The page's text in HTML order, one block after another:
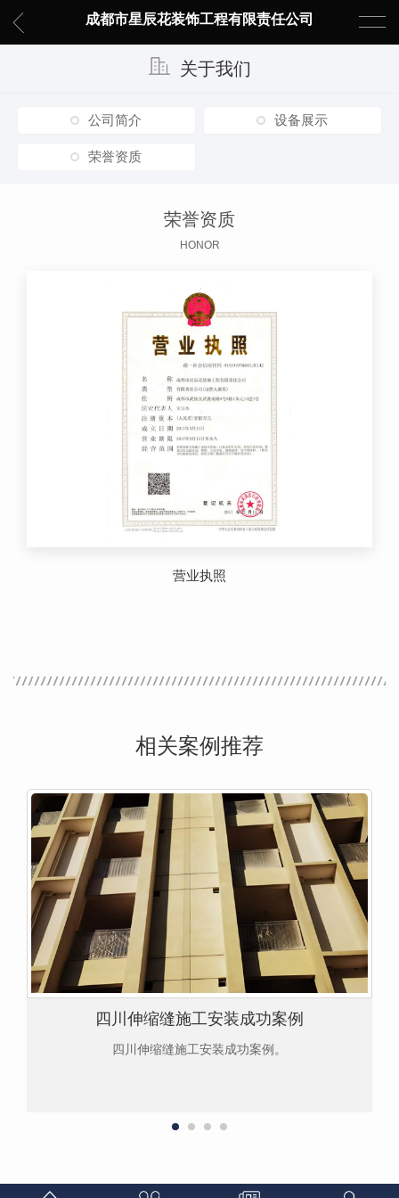
成都市星辰花装饰工程有限责任公司
关于我们
公司简介 设备展示
荣誉资质
荣誉资质
HONOR
营业执照
相关案例推荐
四川伸缩缝施工安装成功案例
四川伸缩缝施工安装成功案例。